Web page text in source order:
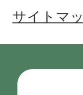
サイトマ